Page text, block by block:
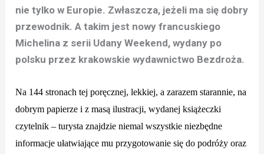
nie tylko w Europie. Zwłaszcza, jeżeli ma się dobry
przewodnik. A takim jest nowy francuskiego
Michelina z serii Udany Weekend, wydany po
polsku przez krakowskie wydawnictwo Bezdroża.
Na 144 stronach tej poręcznej, lekkiej, a zarazem starannie, na
dobrym papierze i z masą ilustracji, wydanej książeczki
czytelnik – turysta znajdzie niemal wszystkie niezbędne
informacje ułatwiające mu przygotowanie się do podróży oraz